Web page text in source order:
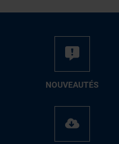
NOUVEAUTÉS